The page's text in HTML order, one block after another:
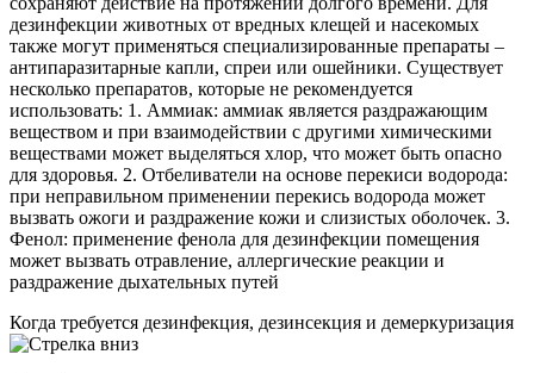
дезинфекции животных от вредных клещей и насекомых
также могут применяться специализированные препараты –
антипаразитарные капли, спреи или ошейники. Существует
несколько препаратов, которые не рекомендуется
использовать: 1. Аммиак: аммиак является раздражающим
веществом и при взаимодействии с другими химическими
веществами может выделяться хлор, что может быть опасно
для здоровья. 2. Отбеливатели на основе перекиси водорода:
при неправильном применении перекись водорода может
вызвать ожоги и раздражение кожи и слизистых оболочек. 3.
Фенол: применение фенола для дезинфекции помещения
может вызвать отравление, аллергические реакции и
раздражение дыхательных путей
Когда требуется дезинфекция, дезинсекция и демеркуризация